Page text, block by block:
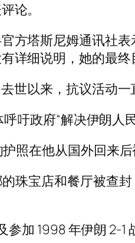
论。
方塔斯尼姆通讯社
详细说明，她的最
世以来，抗议活动一
吁政府“解决伊朗人
照在他从国外回来
珠宝店和餐厅被查
加 1998 年伊朗 2-